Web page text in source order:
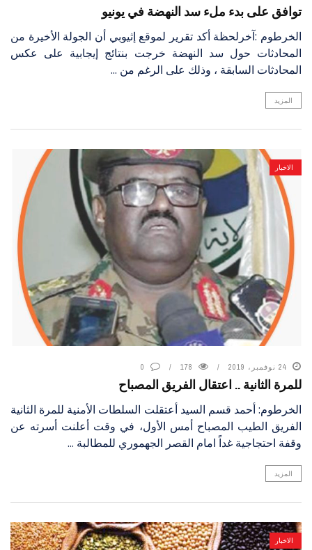
توافق على بدء ملء سد النهضة في يونيو
الخرطوم :آخرلحظة أكد تقرير لموقع إثيوبي أن الجولة الأخيرة من
المحادثات حول سد النهضة خرجت بنتائج إيجابية على عكس
المحادثات السابقة ، وذلك على الرغم من ...
المزيد
الاخبار
24 نوفمبر، 2019 178
0
للمرة الثانية .. اعتقال الفريق المصباح
الخرطوم: أحمد قسم السيد أعتقلت السلطات الأمنية للمرة الثانية
الفريق الطيب المصباح أمس الأول، في وقت أعلنت أسرته عن
وقفة احتجاجية غداً امام القصر الجهموري للمطالبة ...
المزيد
الاخبار